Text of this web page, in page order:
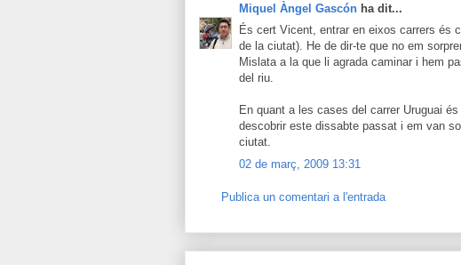
Miquel Àngel Gascón ha dit...
És cert Vicent, entrar en eixos carrers és
de la ciutat). He de dir-te que no em
Mislata a la que li agrada caminar i hem
del riu.
En quant a les cases del carrer Uruguai
descobrir este dissabte passat i em van
ciutat.
02 de març, 2009 13:31
Publica un comentari a l'entrada